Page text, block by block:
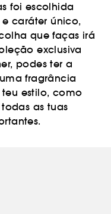
foi escolhida
caráter único,
que faças irá
exclusiva
podes ter a
fragrância
estilo, como
as tuas